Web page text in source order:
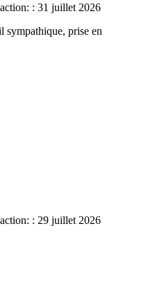
: 31 juillet 2026
sympathique, prise en
: 29 juillet 2026